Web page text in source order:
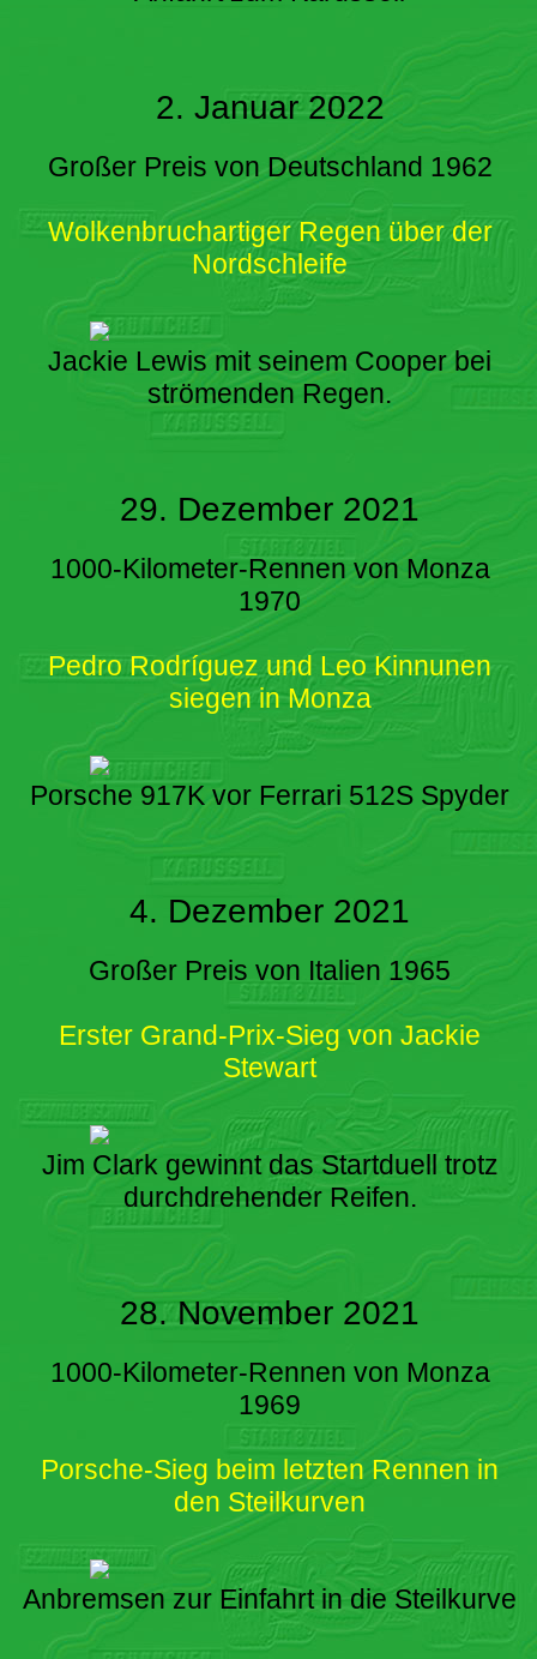
2. Januar 2022
Großer Preis von Deutschland 1962
Wolkenbruchartiger Regen über der
Nordschleife
Jackie Lewis mit seinem Cooper bei
strömenden Regen.
29. Dezember 2021
1000-Kilometer-Rennen von Monza
1970
Pedro Rodríguez und Leo Kinnunen
siegen in Monza
Porsche 917K vor Ferrari 512S Spyder
4. Dezember 2021
Großer Preis von Italien 1965
Erster Grand-Prix-Sieg von Jackie
Stewart
Jim Clark gewinnt das Startduell trotz
durchdrehender Reifen.
28. November 2021
1000-Kilometer-Rennen von Monza
1969
Porsche-Sieg beim letzten Rennen in
den Steilkurven
Anbremsen zur Einfahrt in die Steilkurve